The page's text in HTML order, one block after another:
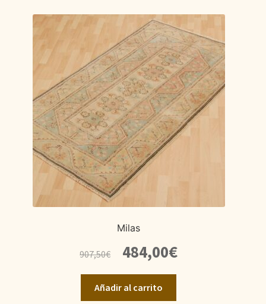
Milas
907,50€
precio
original
era:
484,00€El
precio
Añadir al carrito